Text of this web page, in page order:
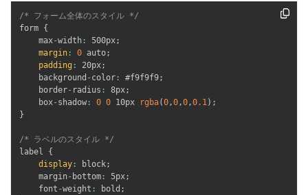
/* フォーム全体のスタイル */
form {
    max
-width : 500px;
margin : 0 auto;
padding : 20px;
    background
- color : #f9f9f9;
    border
- radius : 8px;
    box
- shadow : 0 0 10px rgba(0,0,0,0.1) ;
}
/* ラベルのスタイル */
label {
display : block;
    margin
- bottom : 5px;
    font
-weight : bold ;